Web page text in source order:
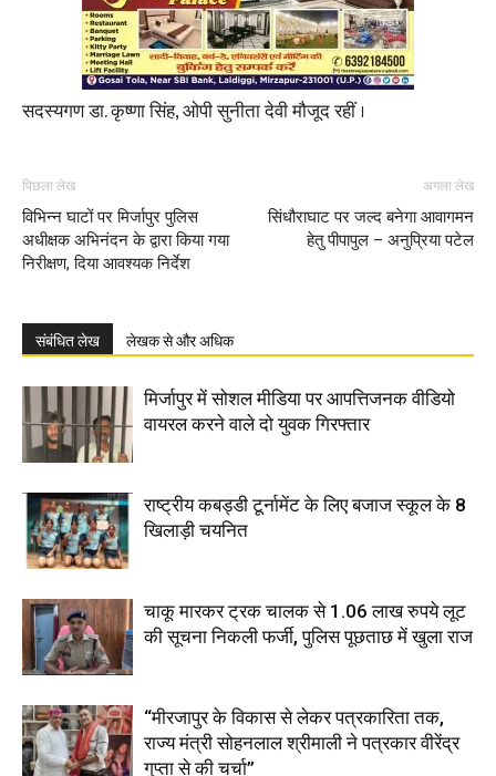
सदस्यगण डा. कृष्णा सिंह, ओपी सुनीता देवी मौजूद रहीं ।
पिछला लेख
विभिन्न घाटों पर मिर्जापुर पुलिस
अधीक्षक अभिनंदन के द्वारा किया गया
निरीक्षण, दिया आवश्यक निर्देश
अगला लेख
सिंधौराघाट पर जल्द बनेगा आवागमन
हेतु पीपापुल – अनुप्रिया पटेल
संबंधित लेख लेखक से और अधिक
मिर्जापुर में सोशल मीडिया पर आपत्तिजनक वीडियो
वायरल करने वाले दो युवक गिरफ्तार
राष्ट्रीय कबड्डी टूर्नामेंट के लिए बजाज स्कूल के 8
खिलाड़ी चयनित
चाकू मारकर ट्रक चालक से 1.06 लाख रुपये लूट
की सूचना निकली फर्जी, पुलिस पूछताछ में खुला राज
“मीरजापुर के विकास से लेकर पत्रकारिता तक,
राज्य मंत्री सोहनलाल श्रीमाली ने पत्रकार वीरेंद्र
गुप्ता से की चर्चा”